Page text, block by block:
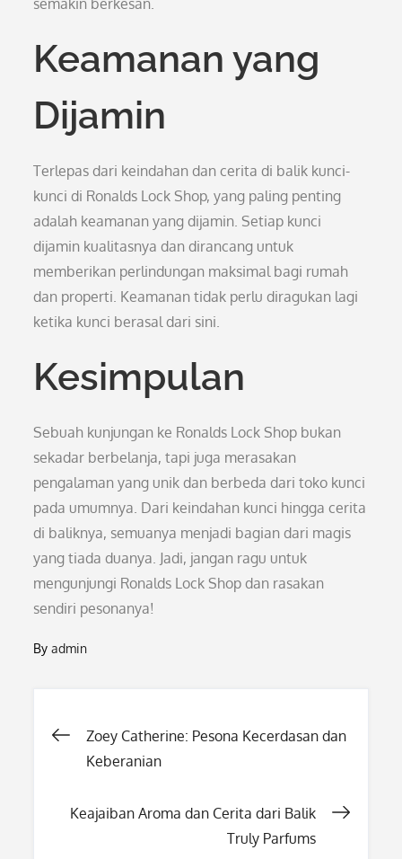
semakin berkesan.
Keamanan yang
Dijamin
Terlepas dari keindahan dan cerita di balik kunci-
kunci di Ronalds Lock Shop, yang paling penting
adalah keamanan yang dijamin. Setiap kunci
dijamin kualitasnya dan dirancang untuk
memberikan perlindungan maksimal bagi rumah
dan properti. Keamanan tidak perlu diragukan lagi
ketika kunci berasal dari sini.
Kesimpulan
Sebuah kunjungan ke Ronalds Lock Shop bukan
sekadar berbelanja, tapi juga merasakan
pengalaman yang unik dan berbeda dari toko kunci
pada umumnya. Dari keindahan kunci hingga cerita
di baliknya, semuanya menjadi bagian dari magis
yang tiada duanya. Jadi, jangan ragu untuk
mengunjungi Ronalds Lock Shop dan rasakan
sendiri pesonanya!
Byadmin
Post
Zoey Catherine: Pesona Kecerdasan dan
Keberanian
Keajaiban Aroma dan Cerita dari Balik
Truly Parfums